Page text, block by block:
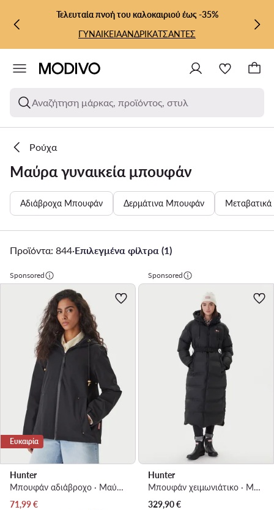
ΜΕΤΆΒΑΣΗ ΣΤΟ ΚΎΡΙΟ ΠΕΡΙΕΧΌΜΕΝΟ
ΜΕΤΆΒΑΣΗ ΣΤΗΝ ΑΝΑΖΉΤΗΣΗ
Τελευταία πνοή του καλοκαιριού έως -35%
ΓΥΝΑΙΚΕΙΑΑΝΔΡΙΚΑΤΣΑΝΤΕΣ
Αναζήτηση μάρκας, προϊόντος, στυλ
Ρούχα
Μαύρα γυναικεία μπουφάν
Αδιάβροχα Μπουφάν Δερμάτινα Μπουφάν
Προϊόντα: 844·Επιλεγμένα φίλτρα (1)
Sponsored
Ευκαιρία
Hunter
Μπουφάν αδιάβροχο · Μαύρο
Τρέχουσα τιμή
71,99€
Sponsored
Hunter
Μπουφάν χειμωνιάτικο · Μαύρο
329,90€